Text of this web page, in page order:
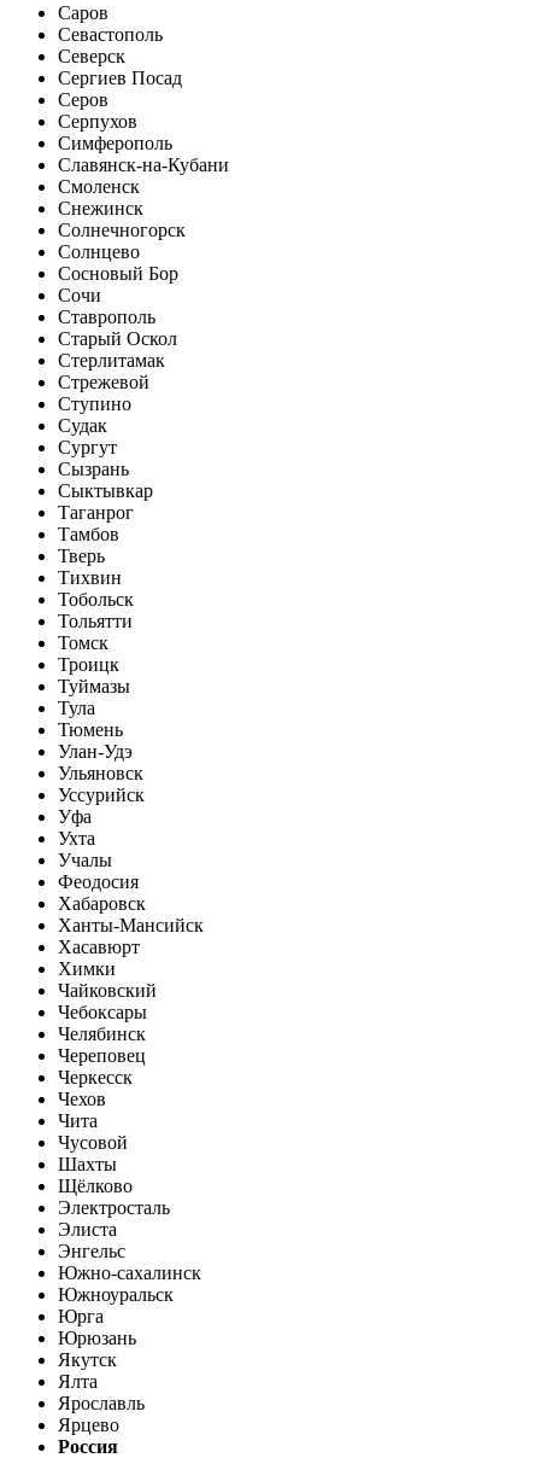
Саров
Севастополь
Северск
Сергиев Посад
Серов
Серпухов
Симферополь
Славянск-на-Кубани
Смоленск
Снежинск
Солнечногорск
Солнцево
Сосновый Бор
Сочи
Ставрополь
Старый Оскол
Стерлитамак
Стрежевой
Ступино
Судак
Сургут
Сызрань
Сыктывкар
Таганрог
Тамбов
Тверь
Тихвин
Тобольск
Тольятти
Томск
Троицк
Туймазы
Тула
Тюмень
Улан-Удэ
Ульяновск
Уссурийск
Уфа
Ухта
Учалы
Феодосия
Хабаровск
Ханты-Мансийск
Хасавюрт
Химки
Чайковский
Чебоксары
Челябинск
Череповец
Черкесск
Чехов
Чита
Чусовой
Шахты
Щёлково
Электросталь
Элиста
Энгельс
Южно-сахалинск
Южноуральск
Юрга
Юрюзань
Якутск
Ялта
Ярославль
Ярцево
Россия